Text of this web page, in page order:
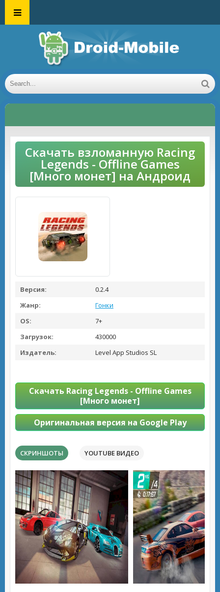
Скачать взломанную Racing
Legends - Offline Games
[Много монет] на Андроид
Версия:
0.2.4
Жанр:
Гонки
OS:
7+
Загрузок:
430000
Издатель:
Level App Studios SL
Скачать Racing Legends - Offline Games
[Много монет]
Оригинальная версия на Google Play
СКРИНШОТЫ YOUTUBE ВИДЕО